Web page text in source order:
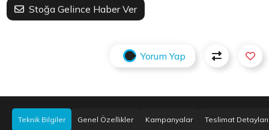
Stoğa Gelince Haber Ver
Yorum Yap
Teknik Bilgiler Genel Özellikler Kampanyalar Teslimat Detayları